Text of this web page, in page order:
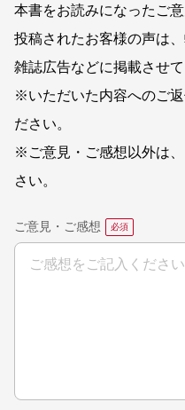
本書をお読みになったご
投稿されたお客様の声は
雑誌広告などに掲載させ
※いただいた内容へのご
ださい。
※ご意見・ご感想以外は、
さい。
ご意見・ご感想